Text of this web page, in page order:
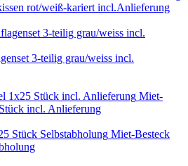
rot/weiß-kariert incl.Anlieferung
3-teilig grau/weiss incl.
Miet-
incl. Anlieferung
Miet-Besteck